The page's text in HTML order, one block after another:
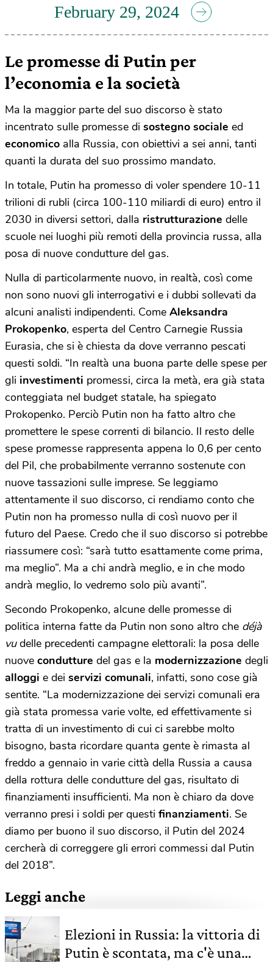
February 29, 2024
Le promesse di Putin per
l’economia e la società
Ma la maggior parte del suo discorso è stato
incentrato sulle promesse di sostegno sociale ed
economico alla Russia, con obiettivi a sei anni, tanti
quanti la durata del suo prossimo mandato.
In totale, Putin ha promesso di voler spendere 10-11
trilioni di rubli (circa 100-110 miliardi di euro) entro il
2030 in diversi settori, dalla ristrutturazione delle
scuole nei luoghi più remoti della provincia russa, alla
posa di nuove condutture del gas.
Nulla di particolarmente nuovo, in realtà, così come
non sono nuovi gli interrogativi e i dubbi sollevati da
alcuni analisti indipendenti. Come Aleksandra
Prokopenko, esperta del Centro Carnegie Russia
Eurasia, che si è chiesta da dove verranno pescati
questi soldi. “In realtà una buona parte delle spese per
gli investimenti promessi, circa la metà, era già stata
conteggiata nel budget statale, ha spiegato
Prokopenko. Perciò Putin non ha fatto altro che
promettere le spese correnti di bilancio. Il resto delle
spese promesse rappresenta appena lo 0,6 per cento
del Pil, che probabilmente verranno sostenute con
nuove tassazioni sulle imprese. Se leggiamo
attentamente il suo discorso, ci rendiamo conto che
Putin non ha promesso nulla di così nuovo per il
futuro del Paese. Credo che il suo discorso si potrebbe
riassumere così: “sarà tutto esattamente come prima,
ma meglio”. Ma a chi andrà meglio, e in che modo
andrà meglio, lo vedremo solo più avanti”.
Secondo Prokopenko, alcune delle promesse di
politica interna fatte da Putin non sono altro che déjà
vudelle precedenti campagne elettorali: la posa delle
nuove condutture del gas e la modernizzazione degli
alloggi e dei servizi comunali, infatti, sono cose già
sentite. “La modernizzazione dei servizi comunali era
già stata promessa varie volte, ed effettivamente si
tratta di un investimento di cui ci sarebbe molto
bisogno, basta ricordare quanta gente è rimasta al
freddo a gennaio in varie città della Russia a causa
della rottura delle condutture del gas, risultato di
finanziamenti insufficienti. Ma non è chiaro da dove
verranno presi i soldi per questi finanziamenti. Se
diamo per buono il suo discorso, il Putin del 2024
cercherà di correggere gli errori commessi dal Putin
del 2018”.
Leggi anche
Elezioni in Russia: la vittoria di
Putin è scontata, ma c'è una